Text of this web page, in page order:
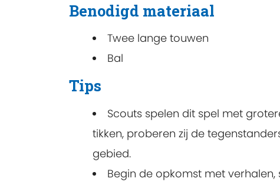
Benodigd materiaal
Twee lange touwen
Bal
Tips
Scouts spelen dit spel met
tikken, proberen zij de
gebied.
Begin de opkomst met